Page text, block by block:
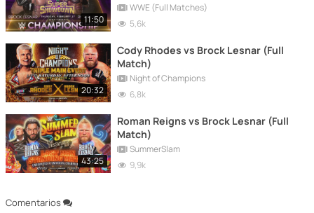
Comentarios
11:50
WWE (Full Matches)
5,6k
20:32
Cody Rhodes vs Brock Lesnar (Full
Match)
Night of Champions
6,8k
43:25
Roman Reigns vs Brock Lesnar (Full
Match)
SummerSlam
9,9k